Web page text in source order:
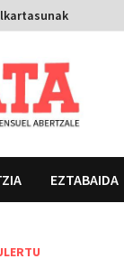
EZTABAIDA